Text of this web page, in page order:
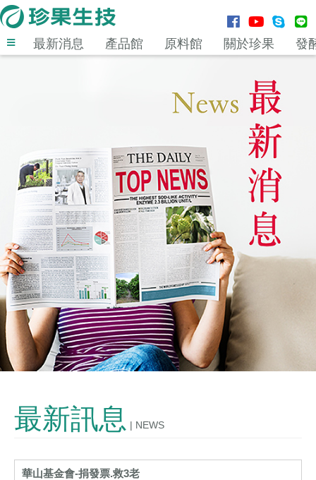
最新消息 產品館 原料館 關於珍果 發
登入
最新消息
產品館
原料館
關於珍果
發酵技術
購物說明
聯絡我們
最新訊息 | NEWS
華山基金會-捐發票.救3老